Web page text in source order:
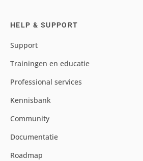
HELP & SUPPORT
Support
Trainingen en educatie
Professional services
Kennisbank
Community
Documentatie
Roadmap